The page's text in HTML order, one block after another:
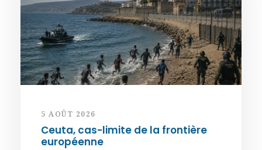
5 AOÛT 2026
Ceuta, cas-limite de la frontière
européenne